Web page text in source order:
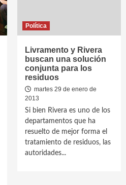
Política
Livramento y Rivera
buscan una solución
conjunta para los
residuos
martes 29 de enero de
2013
Si bien Rivera es uno de los
departamentos que ha
resuelto de mejor forma el
tratamiento de residuos, las
autoridades...